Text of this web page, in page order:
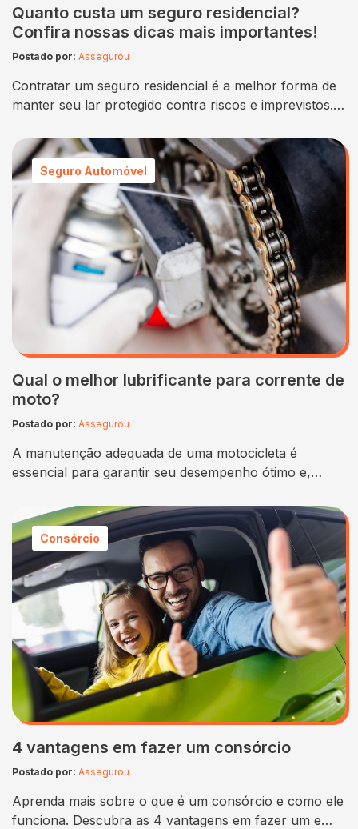
Quanto custa um seguro residencial?
Confira nossas dicas mais importantes!
Postado por: Assegurou
Contratar um seguro residencial é a melhor forma de
manter seu lar protegido contra riscos e imprevistos.
do serviço para ter mais tranquilidade. Mas, afinal,
quanto custa um seguro residencial? Muitas pessoas
ainda acreditam que essa cobertura é onerosa.
Entretanto, os valores começam em quantias super
acessíveis, que…
Seguro Automóvel
Qual o melhor lubrificante para corrente de
moto?
Postado por: Assegurou
A manutenção adequada de uma motocicleta é
essencial para garantir seu desempenho ótimo e,
dos componentes mais cruciais que requer atenção
especial é a corrente da moto. Optar pelo lubrificante
correto pode fazer toda a diferença, aumentando a
durabilidade da corrente e proporcionando uma
condução suave. Mas diante de…
Consórcio
4 vantagens em fazer um consórcio
Postado por: Assegurou
Aprenda mais sobre o que é um consórcio e como ele
funciona. Descubra as 4 vantagens em fazer um e